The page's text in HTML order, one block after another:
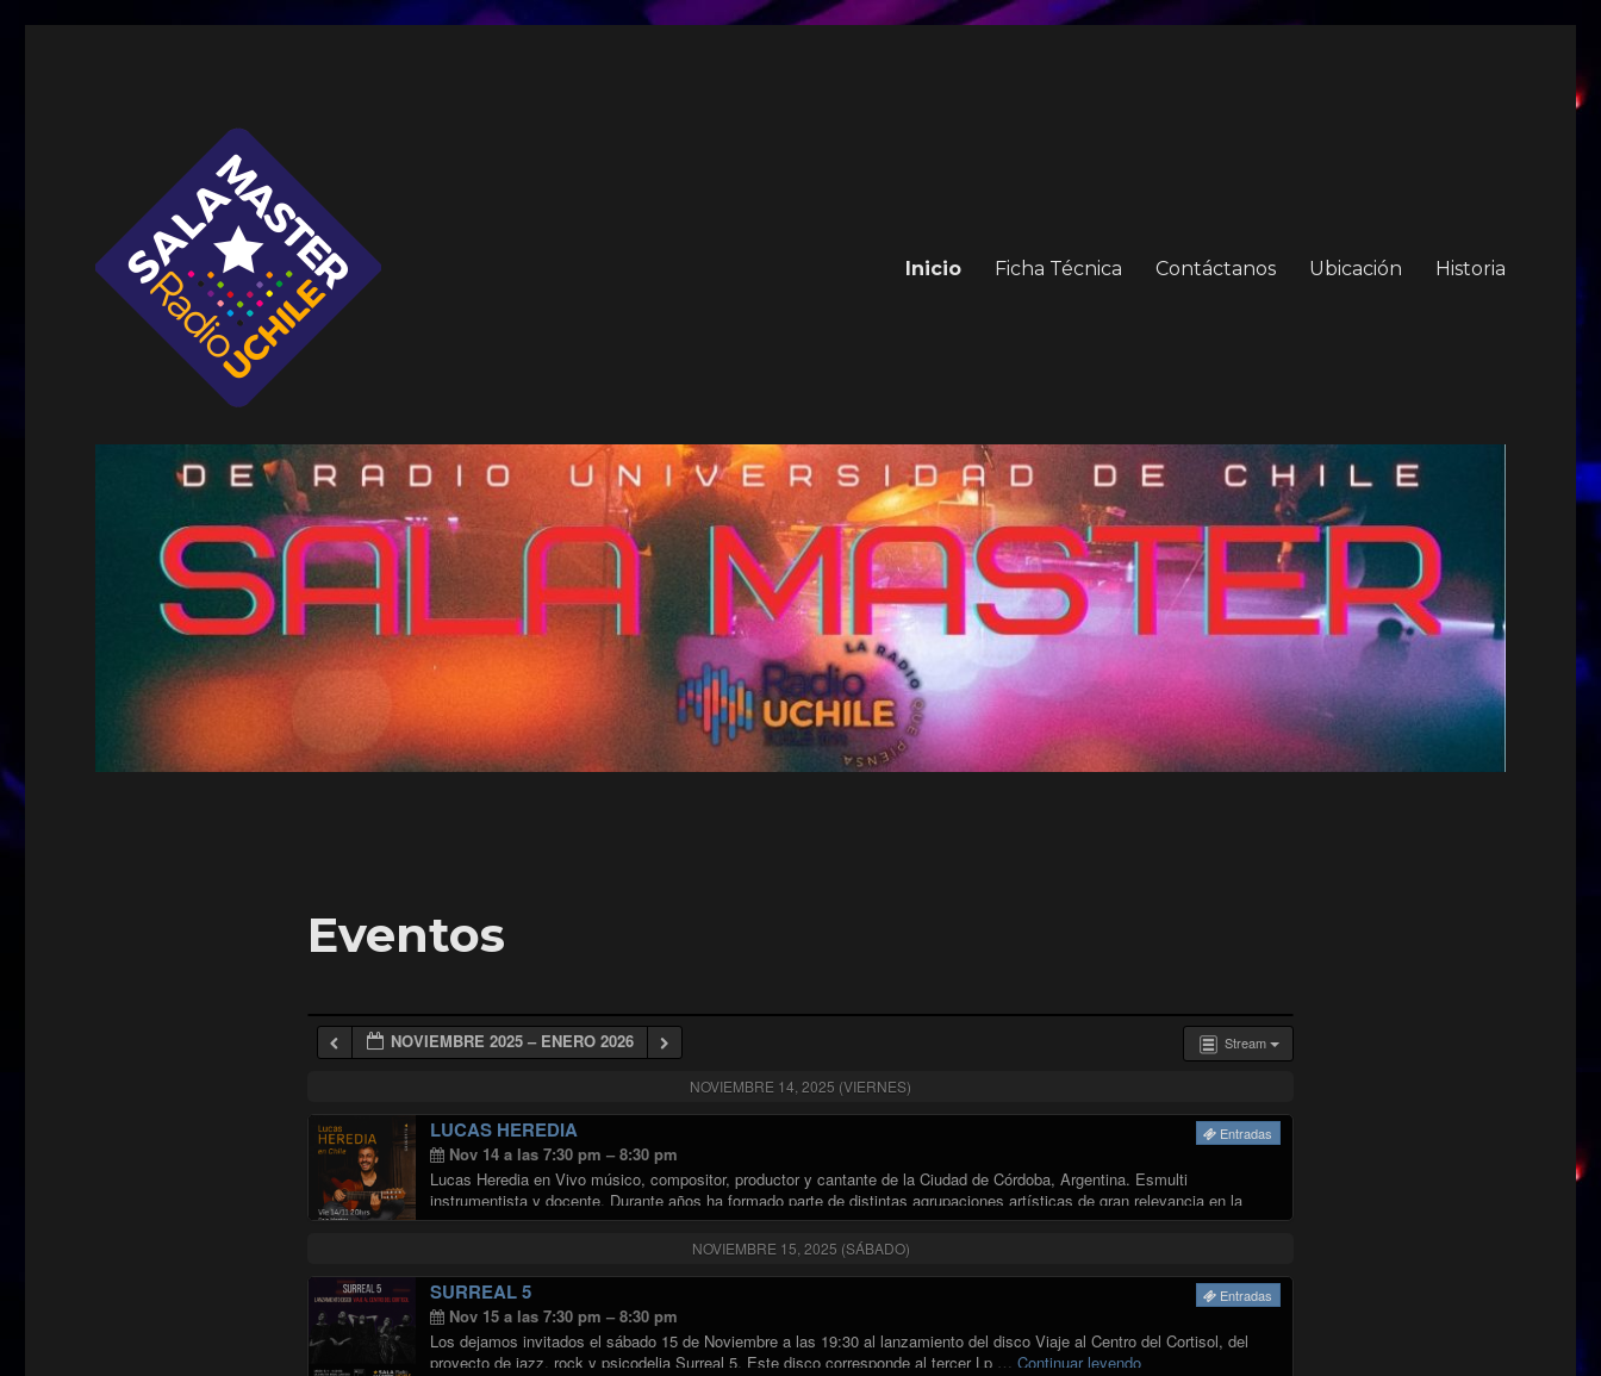
Sala Master
Inicio Ficha Técnica Contáctanos Ubicación Historia
Eventos
Stream
NOVIEMBRE 2025 – ENERO 2026
NOVIEMBRE 14, 2025 (VIERNES)
Entradas
LUCAS HEREDIA
Nov 14 a las 7:30 pm – 8:30 pm
Lucas Heredia en Vivo músico, compositor, productor y cantante de la Ciudad de Córdoba, Argentina. Esmulti
instrumentista y docente. Durante años ha formado parte de distintas agrupaciones artísticas de gran relevancia en la
escena nacional …Continuar leyendo"LUCAS HEREDIA"
NOVIEMBRE 15, 2025 (SÁBADO)
Entradas
SURREAL 5
Nov 15 a las 7:30 pm – 8:30 pm
Los dejamos invitados el sábado 15 de Noviembre a las 19:30 al lanzamiento del disco Viaje al Centro del Cortisol, del
proyecto de jazz, rock y psicodelia Surreal 5. Este disco corresponde al tercer Lp … Continuar leyendo"SURREAL 5"